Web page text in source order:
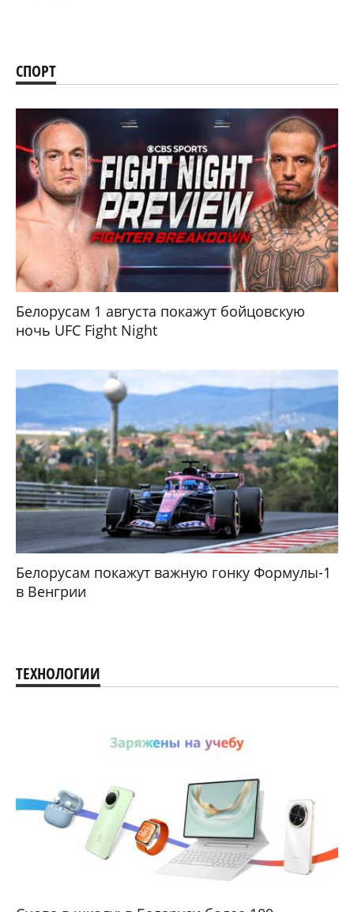
СПОРТ
Белорусам 1 августа покажут бойцовскую
ночь UFC Fight Night
Белорусам покажут важную гонку Формулы-1
в Венгрии
ТЕХНОЛОГИИ